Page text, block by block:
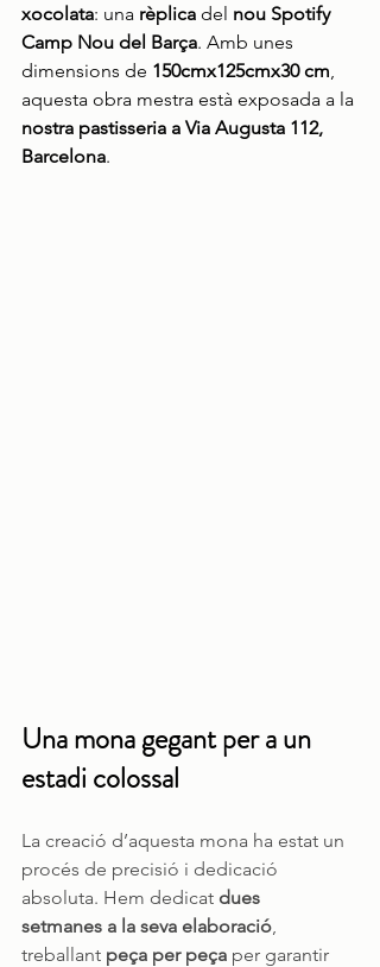
xocolata: una rèplica del nou Spotify
Camp Nou del Barça. Amb unes
dimensions de 150cmx125cmx30 cm
aquesta obra mestra està exposada a la
nostra pastisseria a Via Augusta 112,
Barcelona.
Una mona gegant per a un
estadi colossal
La creació d’aquesta mona ha estat un
procés de precisió i dedicació
absoluta. Hem dedicat dues
setmanes a la seva elaboració,
treballant peça per peça per garantir